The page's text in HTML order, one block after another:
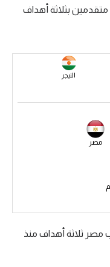
متقدمين بثلاثة أهداف
النيجر
مصر
ثلاثة أهداف منذ